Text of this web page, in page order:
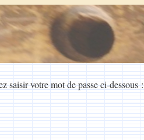
saisir votre mot de passe ci-dessous :